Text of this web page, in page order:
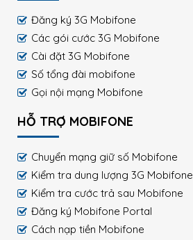
Đăng ký 3G Mobifone
Các gói cước 3G Mobifone
Cài đặt 3G Mobifone
Số tổng đài mobifone
Gọi nội mạng Mobifone
HỖ TRỢ MOBIFONE
Chuyển mạng giữ số Mobifone
Kiểm tra dung lượng 3G Mobifone
Kiểm tra cước trả sau Mobifone
Đăng ký Mobifone Portal
Cách nạp tiền Mobifone